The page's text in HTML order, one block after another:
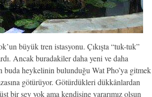
büyük tren istasyonu. Çıkışta “tuk-tuk”
Ancak buradakiler daha yeni ve daha
heykelinin bulunduğu Wat Pho’ya gitmek
götürüyor. Götürdükleri dükkânlardan
bir şey yok ama kendisine yararımız olsun